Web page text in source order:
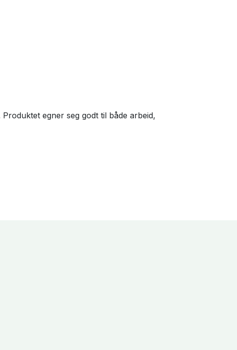
egner seg godt til både arbeid,